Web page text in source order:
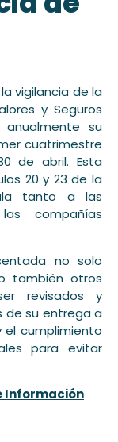
vigilancia de la
y Seguros
su
cuatrimestre
de abril. Esta
20 y 23 de la
tanto a las
compañías
no solo
también otros
revisados y
de su entrega a
el cumplimiento
para evitar
Información